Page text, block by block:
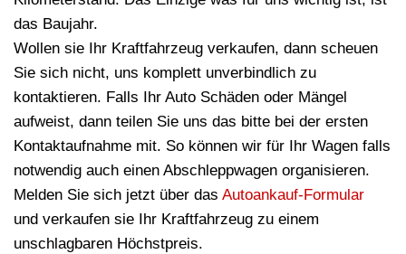
das Baujahr.
Wollen sie Ihr Kraftfahrzeug verkaufen, dann scheuen
Sie sich nicht, uns komplett unverbindlich zu
kontaktieren. Falls Ihr Auto Schäden oder Mängel
aufweist, dann teilen Sie uns das bitte bei der ersten
Kontaktaufnahme mit. So können wir für Ihr Wagen falls
notwendig auch einen Abschleppwagen organisieren.
Melden Sie sich jetzt über das Autoankauf-Formular
und verkaufen sie Ihr Kraftfahrzeug zu einem
unschlagbaren Höchstpreis.